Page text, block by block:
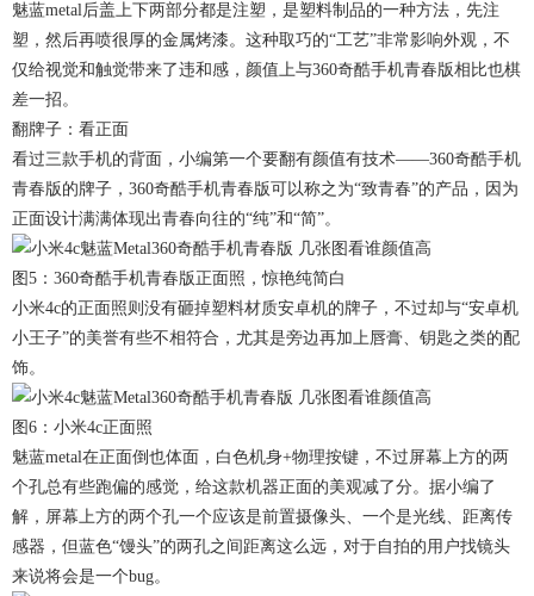
魅蓝metal后盖上下两部分都是注塑，是塑料制品的一种方法，先注
塑，然后再喷很厚的金属烤漆。这种取巧的“工艺”非常影响外观，不
仅给视觉和触觉带来了违和感，颜值上与360奇酷手机青春版相比也棋
差一招。
翻牌子：看正面
看过三款手机的背面，小编第一个要翻有颜值有技术——360奇酷手机
青春版的牌子，360奇酷手机青春版可以称之为“致青春”的产品，因为
正面设计满满体现出青春向往的“纯”和“简”。
图5：360奇酷手机青春版正面照，惊艳纯简白
小米4c的正面照则没有砸掉塑料材质安卓机的牌子，不过却与“安卓机
小王子”的美誉有些不相符合，尤其是旁边再加上唇膏、钥匙之类的配
饰。
图6：小米4c正面照
魅蓝metal在正面倒也体面，白色机身+物理按键，不过屏幕上方的两
个孔总有些跑偏的感觉，给这款机器正面的美观减了分。据小编了
解，屏幕上方的两个孔一个应该是前置摄像头、一个是光线、距离传
感器，但蓝色“馒头”的两孔之间距离这么远，对于自拍的用户找镜头
来说将会是一个bug。